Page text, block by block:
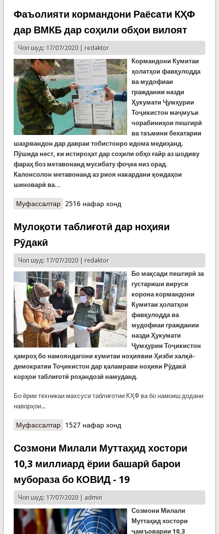
Фаъолияти кормандони Раёсати КҲФ
дар ВМКБ дар соҳили обҳои вилоят
Чоп шуд: 17/07/2020 | redaktor
Кормандони Кумитаи
ҳолатҳои фавқулодда
ва мудофиаи
граждании назди
Ҳукумати Ҷумҳурии
Тоҷикистон маҷмуъи
чорабиниҳои пешгирӣ
ва таъмини бехатарии
шаҳрвандон дар давраи тобистонро идома медиҳанд.
Пӯшида нест, ки истироҳат дар соҳили обҳо ғайр аз шодиву
фараҳ боз метавонанд мусибату фоҷеа низ орад.
Калонсолон метавонанд аз риоя накардани қоидаҳои
шиноварӣ ва...
Муфассалтаро Фаъолияти кормандони Раёсати КҲФ дар
2516 нафар хонд
Мулоқоти таблиғотӣ дар ноҳияи
Рӯдакӣ
Чоп шуд: 17/07/2020 | redaktor
Бо мақсади пешгирӣ за
густариши вируси
корона кормандони
Кумитаи ҳолатҳои
фавқулодда ва
мудофиаи граждании
назди Ҳукумати
Ҷумҳурии Тоҷикистон
ҳамроҳ бо намояндагони кумитаи ноҳиявии Ҳизби халқӣ-
демократии Тоҷикистон дар қаламрави ноҳияи Рӯдакӣ
корҳои таблиғотӣ роҳандозӣ намуданд.
Бо ёрии техникаи махсуси таблиғотии КҲФ ва бо намоиш додани
наворҳои...
Муфассалтаро Мулоқоти таблиғотӣ дар ноҳияи Рӯдакӣ
1527 нафар хонд
Созмони Милали Муттаҳид хостори
10,3 миллиард ёрии башарӣ барои
мубораза бо КОВИД - 19
Чоп шуд: 17/07/2020 | admin
Созмони Милали
Муттаҳид хостори
ҷамъоварии 10,3